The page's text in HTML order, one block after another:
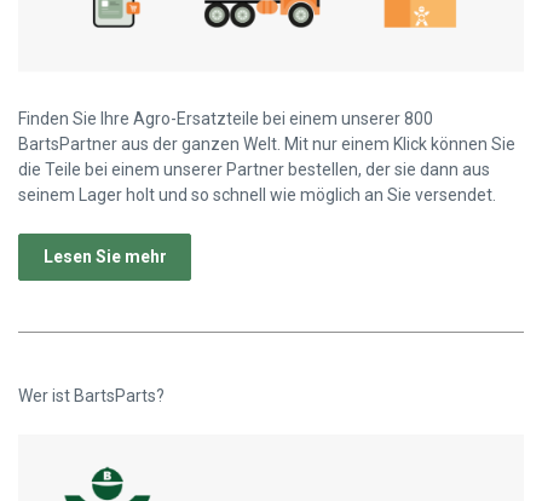
Finden Sie Ihre Agro-Ersatzteile bei einem unserer 800
BartsPartner aus der ganzen Welt. Mit nur einem Klick können Sie
die Teile bei einem unserer Partner bestellen, der sie dann aus
seinem Lager holt und so schnell wie möglich an Sie versendet.
Lesen Sie mehr
Wer ist BartsParts?